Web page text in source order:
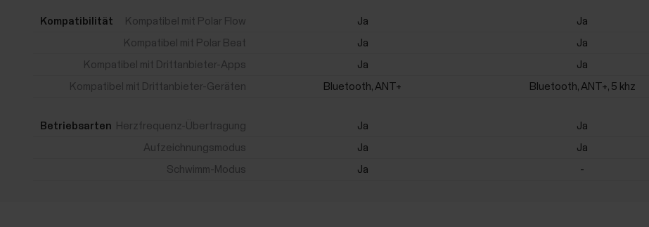
Kompatibilität Kompatibel mit Polar Flow Ja Ja
Kompatibel mit Polar Beat Ja Ja
Kompatibel mit Drittanbieter-Apps Ja Ja
Kompatibel mit Drittanbieter-Geräten Bluetooth, ANT+ Bluetooth, ANT+, 5 khz
Betriebsarten Herzfrequenz-Übertragung Ja Ja
Aufzeichnungsmodus Ja Ja
Schwimm-Modus Ja -